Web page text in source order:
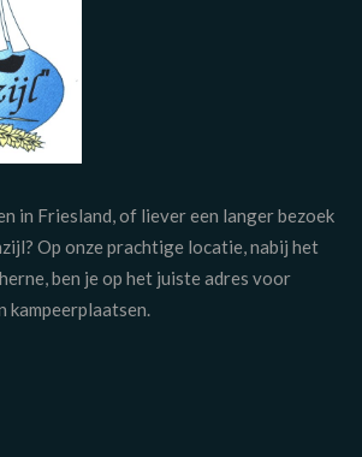
in Friesland, of liever een langer bezoek
Op onze prachtige locatie, nabij het
ben je op het juiste adres voor
kampeerplaatsen.